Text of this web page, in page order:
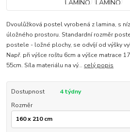
Dvoulůžková postel vyrobená z lamina, s
úložného prostoru. Standardní rozměr
postele - ložné plochy, se odvíjí od výšky
Např. při výšce roštu 6cm a výšce matrace
55cm. Síla materiálu na vý... celý popis
Dostupnost
4 týdny
Rozměr